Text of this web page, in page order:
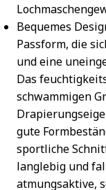
Bequemes
Passform, die
und eine
Das
schwammigen
gute
sportliche
langlebig und
atmungsaktive,